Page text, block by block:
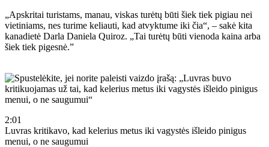
„Apskritai turistams, manau, viskas turėtų būti šiek tiek pigiau nei
vietiniams, nes turime keliauti, kad atvyktume iki čia“, – sakė kita
kanadietė Darla Daniela Quiroz. „Tai turėtų būti vienoda kaina arba
šiek tiek pigesnė.”
2:01
Luvras kritikavo, kad kelerius metus iki vagystės išleido pinigus
menui, o ne saugumui